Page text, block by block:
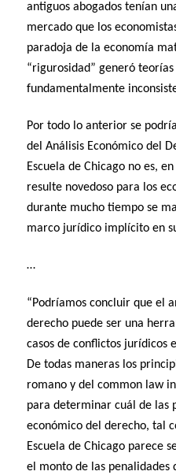
antiguos abogados tenían
mercado que los
paradoja de la economía
“rigurosidad” generó
fundamentalmente
Por todo lo anterior se
del Análisis Económico del
Escuela de Chicago no es,
resulte novedoso para los
durante mucho tiempo se
marco jurídico implícito en
…
“Podríamos concluir que el
derecho puede ser una
casos de conflictos jurídicos
De todas maneras los
romano y del common law
para determinar cuál de las
económico del derecho, tal
Escuela de Chicago parece
el monto de las